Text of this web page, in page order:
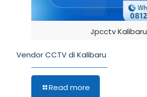
Jpcctv Kalibaru
Vendor CCTV di Kalibaru
Read more